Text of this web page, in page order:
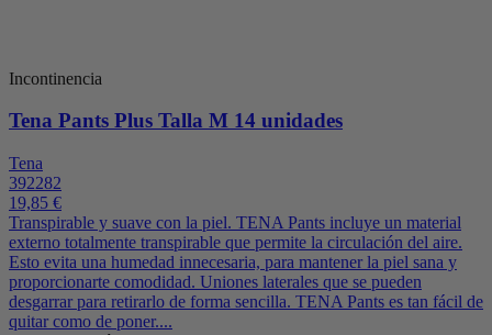
Incontinencia
Tena Pants Plus Talla M 14 unidades
Tena
392282
19,85 €
Transpirable y suave con la piel. TENA Pants incluye un material
externo totalmente transpirable que permite la circulación del aire.
Esto evita una humedad innecesaria, para mantener la piel sana y
proporcionarte comodidad. Uniones laterales que se pueden
desgarrar para retirarlo de forma sencilla. TENA Pants es tan fácil de
quitar como de poner....